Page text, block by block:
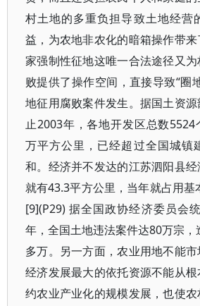
村土地的多重负担导致土地经营
益，为农地非农化的暗箱操作带
家强制性征地这唯一合法途径又
败提供了操作空间，直接导致“圈
地征用腐败案件发生。据国土资
止2003年，各地开发区总数5524
万平方公里，已经超过全国城镇
和。经济并不发达的江苏泗阳县
就有43.3平方公里，当年就占用基
[9](P29) 据全国政协经济委员会
年，全国土地违法案件达80万宗
多万。另一方面，农业用地不能
经济发展最大的依托资源不能从
约农业产业化的规模发展，也使